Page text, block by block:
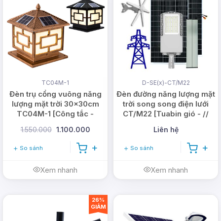
chất lượng sản phẩm.
Đây là những hình ảnh thật được lắp ở cổng nhà
và tường rào sau khi lắp đặt đã được khách hàng
chụp lại và phản hồi cho DMT Solar.
TC04M-1
Đèn trụ cổng vuông năng
lượng mặt trời 30x30cm
TC04M-1 [Công tắc -
1.550.000 1.100.000
So sánh
Xem nhanh
D-SE(x)-CT/M22
Đèn đường năng lượng mặt
trời song song điện lưới
CT/M22 [Tuabin gió - //
Liên hệ
So sánh
Xem nhanh
26%
GIẢM